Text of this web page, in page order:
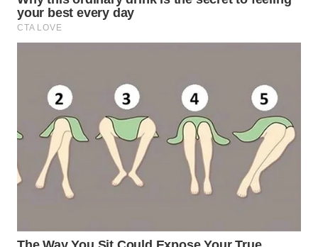
WN
KUNINGAN
WN
MAJALENGKA
WN
SUBANG
WN
SUKABUMI
WN